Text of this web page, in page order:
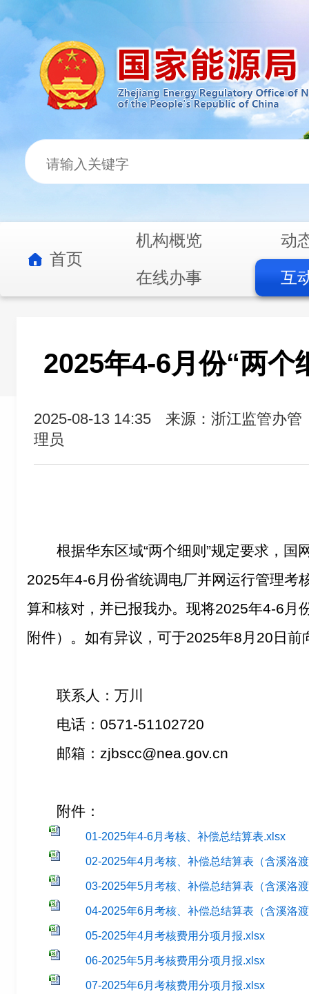
首页
机构概览
动
在线办事
互
2025年4-6月份“两个
2025-08-13 14:35
来源：浙江监管办管
理员
根据华东区域“两个细则”规定要求，国
2025年4-6月份省统调电厂并网运行管理考
算和核对，并已报我办。现将2025年4-6月
附件）。如有异议，可于2025年8月20日前
联系人：万川
电话：0571-51102720
邮箱：zjbscc@nea.gov.cn
附件：
01-2025年4-6月考核、补偿总结算表.xlsx
02-2025年4月考核、补偿总结算表（含溪洛
03-2025年5月考核、补偿总结算表（含溪洛
04-2025年6月考核、补偿总结算表（含溪洛
05-2025年4月考核费用分项月报.xlsx
06-2025年5月考核费用分项月报.xlsx
07-2025年6月考核费用分项月报.xlsx